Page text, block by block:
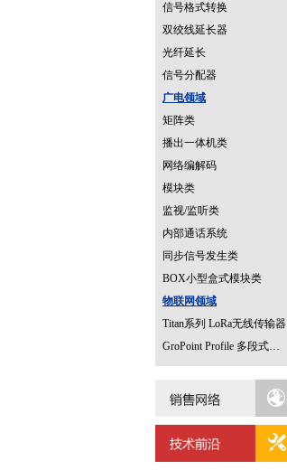
信号格式转换
双绞线延长器
光纤延长
信号分配器
广电领域
矩阵类
播出一体机类
网络编解码
模块类
监视/监听类
内部通话系统
同步信号发生类
BOX小型盒式模块类
物联网领域
Titan系列 LoRa无线传输器
GroPoint Profile 多段式土壤温湿度传感器